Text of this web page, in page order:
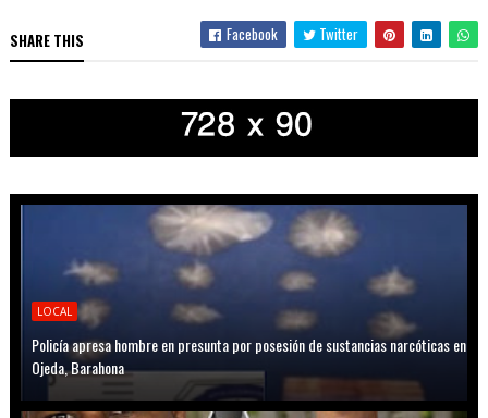
SHARE THIS Facebook Twitter
LOCAL
Policía apresa hombre en presunta por posesión de sustancias narcóticas en
Ojeda, Barahona